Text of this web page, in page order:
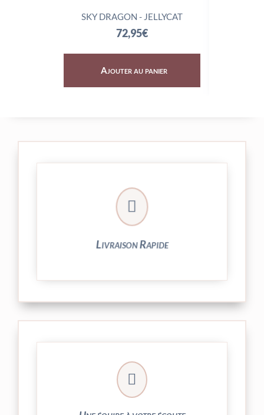
SKY DRAGON - JELLYCAT
72,95€
Ajouter au panier

Livraison Rapide
Votre commande est expédiée sous
24/48h et livrée par Colissimo.

N’hésitez pas à nous solliciter
► 04 73 27 04 20
► contact@peekaboo.fr